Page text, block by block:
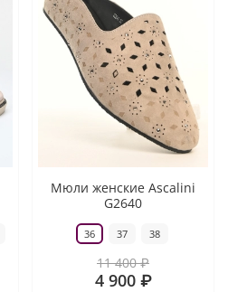
Мюли женские Ascalini
G2640
36 37 38
11 400 ₽
4 900 ₽